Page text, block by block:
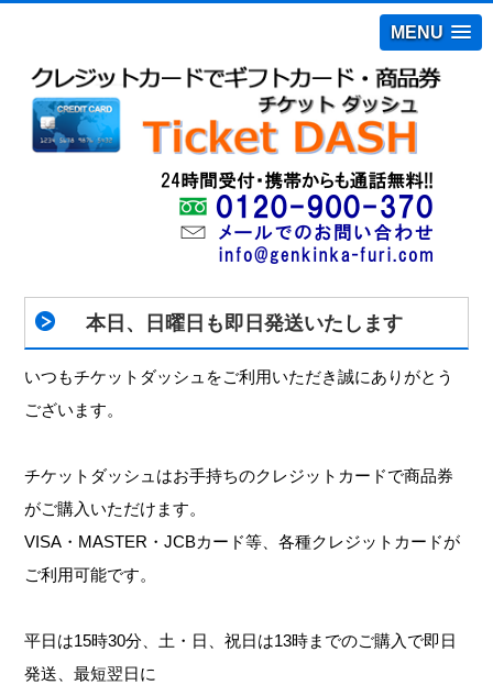
MENU
本日、日曜日も即日発送いたします
いつもチケットダッシュをご利用いただき誠にありがとう
ございます。
チケットダッシュはお手持ちのクレジットカードで商品券
がご購入いただけます。
VISA・MASTER・JCBカード等、各種クレジットカードが
ご利用可能です。
平日は15時30分、土・日、祝日は13時までのご購入で即日
発送、最短翌日に